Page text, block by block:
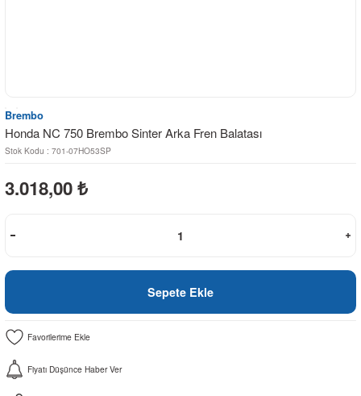
Brembo
Honda NC 750 Brembo Sinter Arka Fren Balatası
Stok Kodu : 701-07HO53SP
3.018,00 ₺
Sepete Ekle
Fiyatı Düşünce Haber Ver